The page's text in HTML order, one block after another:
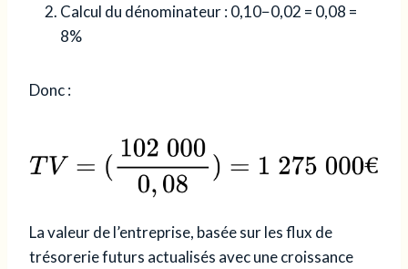
Calcul du dénominateur : 0,10−0,02 = 0,08 =
8%
Donc :
La valeur de l’entreprise, basée sur les flux de
trésorerie futurs actualisés avec une croissance